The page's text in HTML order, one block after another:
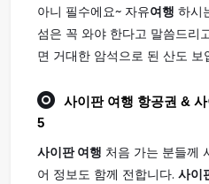
아니 필수에요~ 자유여행 하시
섬은 꼭 와야 한다고 말씀드리
면 거대한 암석으로 된 산도 보
사이판 여행 항공권 &
5
사이판 여행 처음 가는 분들께
어 정보도 함께 전합니다. 사이